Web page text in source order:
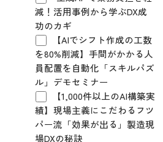
減！活用事例から学ぶDX成
功のカギ
【AIでシフト作成の工数
を80%削減】手間がかかる人
員配置を自動化「スキルパズ
ル」デモセミナー
【1,000件以上のAI構築実
績】現場主義にこだわるフツ
パー流「効果が出る」製造現
場DXの秘訣